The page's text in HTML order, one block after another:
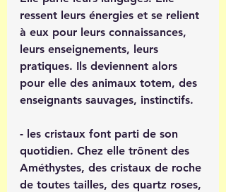
ressent leurs énergies et se relient
à eux pour leurs connaissances,
leurs enseignements, leurs
pratiques. Ils deviennent alors
pour elle des animaux totem, des
enseignants sauvages, instinctifs.
- les cristaux font parti de son
quotidien. Chez elle trônent des
Améthystes, des cristaux de roche
de toutes tailles, des quartz roses,